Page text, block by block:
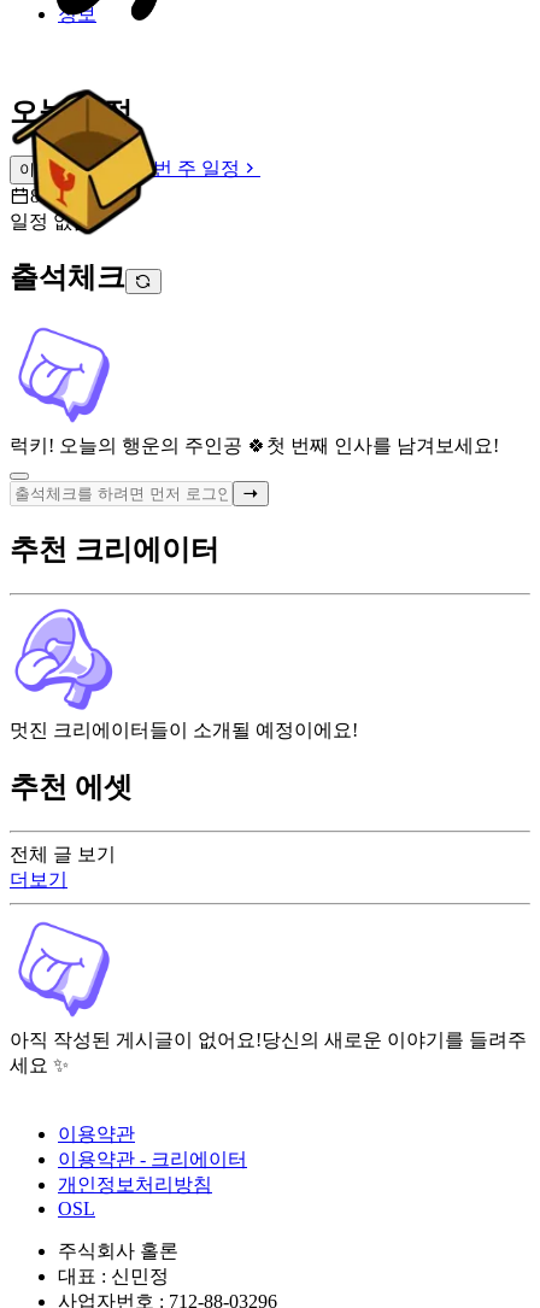
정보
오늘 일정
이번 주 일정
이번 주 일정
8월 7일 [금]
일정 없음
출석체크
럭키! 오늘의 행운의 주인공 🍀 첫 번째 인사를 남겨보세요!
전체 글 보기
더보기
아직 작성된 게시글이 없어요!당신의 새로운 이야기를 들려주
세요 ✨
추천 크리에이터
멋진 크리에이터들이 소개될 예정이에요!
추천 에셋
이용약관
이용약관 - 크리에이터
개인정보처리방침
OSL
주식회사 홀론
대표 : 신민정
사업자번호 : 712-88-03296